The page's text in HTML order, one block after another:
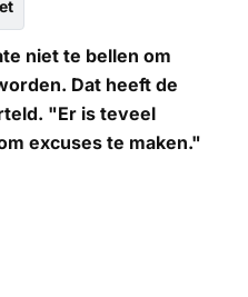
niet te bellen om
Dat heeft de
"Er is teveel
excuses te maken."